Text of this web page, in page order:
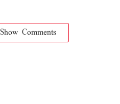
Show Comments